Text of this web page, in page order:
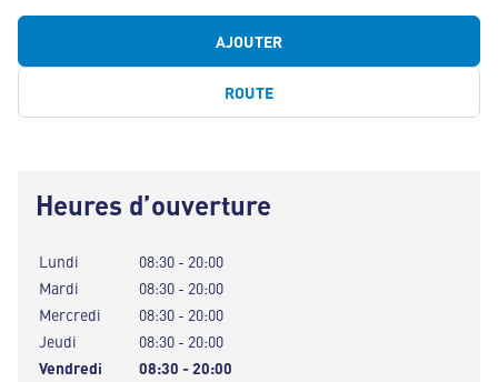
AJOUTER
ROUTE
Heures d’ouverture
Lundi
08:30 - 20:00
Mardi
08:30 - 20:00
Mercredi
08:30 - 20:00
Jeudi
08:30 - 20:00
Vendredi
08:30 - 20:00